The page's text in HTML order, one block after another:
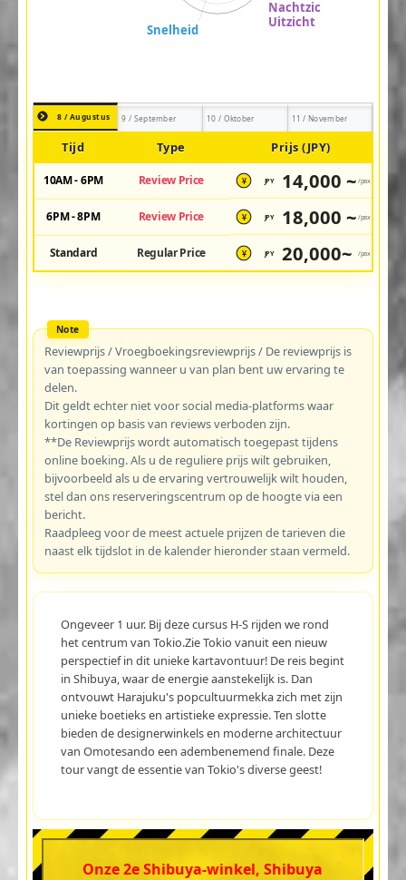
8 / Augustus 9 / September 10 / Oktober 11 / November
Tijd Type Prijs (JPY)
10AM - 6PM Review Price ¥ JPY 14,000 ~ /pax
6PM - 8PM Review Price ¥ JPY 18,000 ~ /pax
Standard Regular Price ¥ JPY 20,000~ /pax
Reviewprijs / Vroegboekingsreviewprijs / De reviewprijs is
van toepassing wanneer u van plan bent uw ervaring te
delen.
Dit geldt echter niet voor social media-platforms waar
kortingen op basis van reviews verboden zijn.
**De Reviewprijs wordt automatisch toegepast tijdens
online boeking. Als u de reguliere prijs wilt gebruiken,
bijvoorbeeld als u de ervaring vertrouwelijk wilt houden,
stel dan ons reserveringscentrum op de hoogte via een
bericht.
Raadpleeg voor de meest actuele prijzen de tarieven die
naast elk tijdslot in de kalender hieronder staan vermeld.
Ongeveer 1 uur. Bij deze cursus H-S rijden we rond
het centrum van Tokio.Zie Tokio vanuit een nieuw
perspectief in dit unieke kartavontuur! De reis begint
in Shibuya, waar de energie aanstekelijk is. Dan
ontvouwt Harajuku's popcultuurmekka zich met zijn
unieke boetieks en artistieke expressie. Ten slotte
bieden de designerwinkels en moderne architectuur
van Omotesando een adembenemend finale. Deze
tour vangt de essentie van Tokio's diverse geest!
Onze 2e Shibuya-winkel, Shibuya